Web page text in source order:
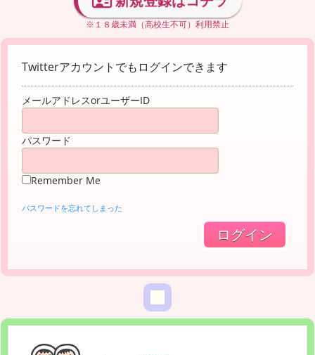
※１８歳未満（高校生不可）利用禁止
Twitterアカウントでもログインできます
メールアドレスorユーザーID
パスワード
Remember Me
パスワードを忘れてしまった